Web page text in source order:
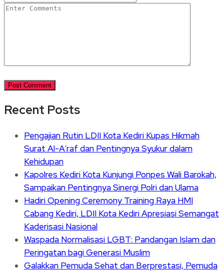
Recent Posts
Pengajian Rutin LDII Kota Kediri Kupas Hikmah
Surat Al-A’raf dan Pentingnya Syukur dalam
Kehidupan
Kapolres Kediri Kota Kunjungi Ponpes Wali Barokah,
Sampaikan Pentingnya Sinergi Polri dan Ulama
Hadiri Opening Ceremony Training Raya HMI
Cabang Kediri, LDII Kota Kediri Apresiasi Semangat
Kaderisasi Nasional
Waspada Normalisasi LGBT: Pandangan Islam dan
Peringatan bagi Generasi Muslim
Galakkan Pemuda Sehat dan Berprestasi, Pemuda